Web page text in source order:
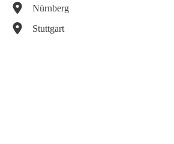
Nürnberg
Stuttgart